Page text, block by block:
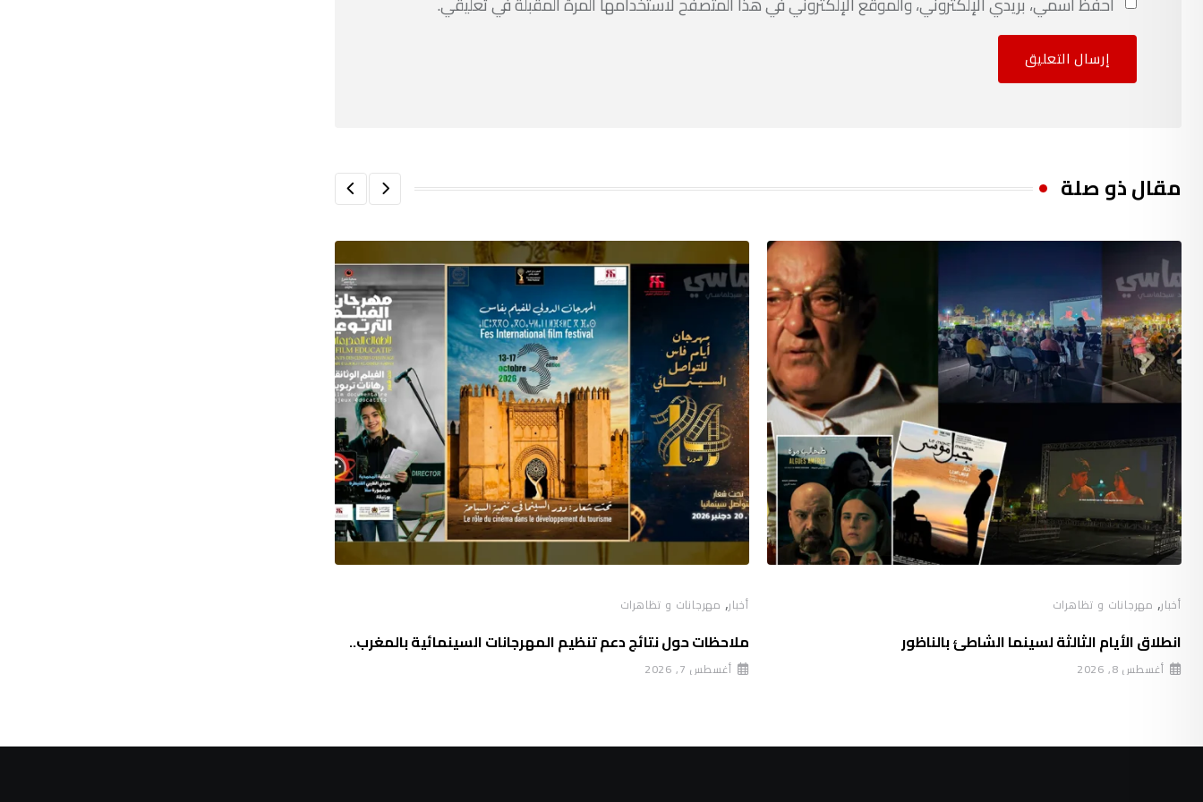
مقال ذو صلة
أخبار, مهرجانات و تظاهرات
انطلاق الأيام الثالثة لسينما الشاطئ بالناظور
أغسطس 8, 2026
أخبار, مهرجانات و تظاهرات
ملاحظات حول نتائج دعم تنظيم المهرجانات السينمائية بالمغرب..
أغسطس 7, 2026